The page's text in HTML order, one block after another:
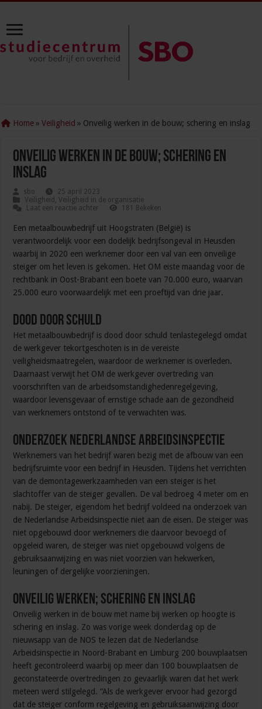
Home » Veiligheid » Onveilig werken in de bouw; schering en inslag
Onveilig werken in de bouw; schering en
inslag
sbo
25 april 2023
Veiligheid ,Veiligheid in de organisatie
Laat een reactie achter
181 Bekeken
Een metaalbouwbedrijf uit Hoogstraten (België) is
verantwoordelijk voor een dodelijk bedrijfsongeval in Heusden
waarbij in 2020 een werknemer door een val van een onveilige
steiger om het leven is gekomen. Het OM eiste maandag voor de
rechtbank in Oost-Brabant een boete van 70.000 euro, waarvan
25.000 euro voorwaardelijk met een proeftijd van drie jaar.
Dood door schuld
Het metaalbouwbedrijf is dood door schuld tenlastegelegd omdat
de werkgever tekortgeschoten is in de vereiste
veiligheidsmaatregelen, waardoor de werknemer is overleden.
Daarnaast verwijt het OM de werkgever overtreding van
voorschriften van de arbeidsomstandighedenregelgeving,
waardoor levensgevaar of ernstige schade aan de gezondheid
van werknemers ontstond of te verwachten was.
Onderzoek Nederlandse Arbeidsinspectie
Werknemers van het bedrijf waren bezig met de afbouw van een
bedrijfsruimte voor een bedrijf in Heusden. Tijdens het verrichten
van de demontagewerkzaamheden van een steiger is het
slachtoffer van de steiger gevallen. De val bedroeg 4 meter om en
nabij. De steiger, eigendom het bedrijf voldeed na onderzoek van
de Nederlandse Arbeidsinspectie niet aan de eisen. De steiger was
niet opgebouwd door werknemers die daarvoor bevoegd of
opgeleid waren, de steiger was niet opgebouwd volgens de
gebruiksaanwijzing en was niet voorzien van hekwerken,
leuningen of dergelijke voorzieningen.
Onveilig werken; schering en inslag
Onveilig werken in de bouw met name bij werken op hoogte is
schering en inslag. Zo was vorige week donderdag op de
nieuwsapp van de NOS te lezen dat de Nederlandse
Arbeidsinspectie in Noord-Brabant en Limburg 200 bouwplaatsen
heeft gecontroleerd waarbij op meer dan 100 bouwplaatsen de
geconstateerde overtredingen zo gevaarlijk waren dat het werk
meteen werd stilgelegd. “Als de werkgever ervoor had gezorgd
dat de steiger conform regelgeving en gebruiksaanwijzing door